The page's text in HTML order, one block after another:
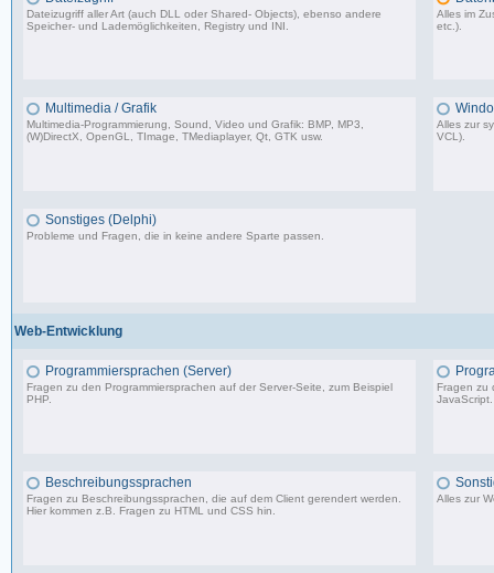
Dateizugriff aller Art (auch DLL oder Shared- Objects), ebenso andere
Speicher- und Lademöglichkeiten, Registry und INI.
Alles im
etc.).
Multimedia / Grafik
Multimedia-Programmierung, Sound, Video und Grafik: BMP, MP3,
(W)DirectX, OpenGL, TImage, TMediaplayer, Qt, GTK usw.
Alles zur
VCL).
Sonstiges (Delphi)
Probleme und Fragen, die in keine andere Sparte passen.
Web-Entwicklung
Programmiersprachen (Server)
Fragen zu den Programmiersprachen auf der Server-Seite, zum Beispiel
PHP.
Fragen zu
JavaScript.
Beschreibungssprachen
Fragen zu Beschreibungssprachen, die auf dem Client gerendert werden.
Hier kommen z.B. Fragen zu HTML und CSS hin.
Alles zur